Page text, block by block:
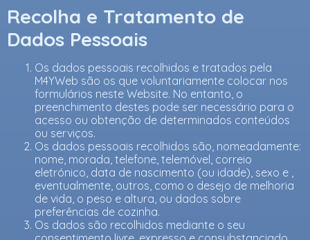
Recolha e Tratamento de
Dados Pessoais
Os dados pessoais recolhidos e tratados pela
M4YWeb são os que voluntariamente colocar nos
formulários neste Website. No entanto, o
preenchimento destes pode ser necessário para o
acesso ou obtenção de determinados conteúdos
ou serviços.
Os dados pessoais recolhidos são, nomeadamente:
nome, morada, telefone, telemóvel, correio
eletrónico, data de nascimento (ou idade), sexo e ,
eventualmente, outros, como o desejo de melhoria
de vida, o peso e altura, ou dados sobre
preferências de cozinha.
Os dados são recolhidos mediante o seu